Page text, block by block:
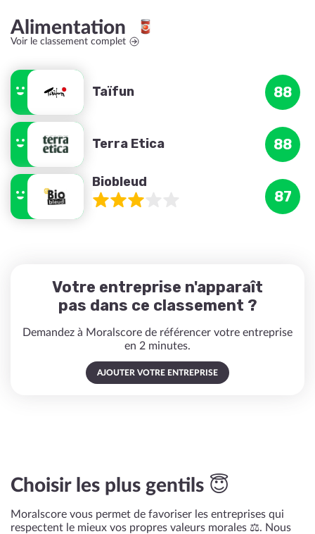
Alimentation
Voir le classement complet
Taïfun 88
Terra Etica 88
Biobleud
87
Votre entreprise n'apparaît
pas dans ce classement ?
Demandez à Moralscore de référencer votre entreprise
en 2 minutes.
AJOUTER VOTRE ENTREPRISE
Choisir les plus gentils 😇
Moralscore vous permet de favoriser les entreprises qui
respectent le mieux vos propres valeurs morales ⚖️. Nous